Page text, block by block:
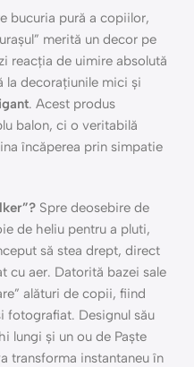
bucuria pură a copiilor,
merită un decor pe
reacția de uimire absolută
la decorațiunile mici și
. Acest produs
balon, ci o veritabilă
încăperea prin simpatie
Spre deosebire de
de heliu pentru a pluti,
să stea drept, direct
cu aer. Datorită bazei sale
alături de copii, fiind
fotografiat. Designul său
lungi și un ou de Paște
transforma instantaneu în